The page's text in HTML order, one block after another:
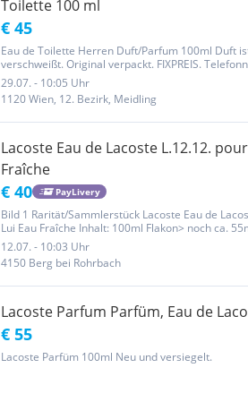
Toilette 100 ml
€ 45
Eau de Toilette Herren Duft/Parfum 100ml Duft
verschweißt. Original verpackt. FIXPREIS.
Gewährleistungen / keine Rücknahme /
29.07. - 10:05 Uhr
1120 Wien, 12. Bezirk, Meidling
Lacoste Eau de Lacoste L.12.12.
Fraîche
€ 40 PayLivery
Bild 1 Rarität/Sammlerstück Lacoste Eau de
Lui Eau Fraîche Inhalt: 100ml Flakon> noch ca.
ist im einwandfreien Zustand/kein
gerne bei Anfrage.
12.07. - 10:03 Uhr
4150 Berg bei Rohrbach
Lacoste Parfum Parfüm, Eau de
€ 55
Lacoste Parfüm 100ml Neu und versiegelt.